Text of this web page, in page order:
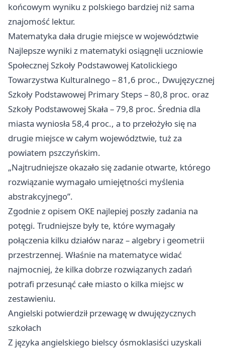
końcowym wyniku z polskiego bardziej niż sama
znajomość lektur.
Matematyka dała drugie miejsce w województwie
Najlepsze wyniki z matematyki osiągnęli uczniowie
Społecznej Szkoły Podstawowej Katolickiego
Towarzystwa Kulturalnego – 81,6 proc., Dwujęzycznej
Szkoły Podstawowej Primary Steps – 80,8 proc. oraz
Szkoły Podstawowej Skała – 79,8 proc. Średnia dla
miasta wyniosła 58,4 proc., a to przełożyło się na
drugie miejsce w całym województwie, tuż za
powiatem pszczyńskim.
„Najtrudniejsze okazało się zadanie otwarte, którego
rozwiązanie wymagało umiejętności myślenia
abstrakcyjnego”.
Zgodnie z opisem OKE najlepiej poszły zadania na
potęgi. Trudniejsze były te, które wymagały
połączenia kilku działów naraz – algebry i geometrii
przestrzennej. Właśnie na matematyce widać
najmocniej, że kilka dobrze rozwiązanych zadań
potrafi przesunąć całe miasto o kilka miejsc w
zestawieniu.
Angielski potwierdził przewagę w dwujęzycznych
szkołach
Z języka angielskiego bielscy ósmoklasiści uzyskali